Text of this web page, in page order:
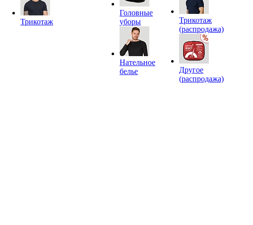
Трикотаж
Головные
уборы
Нательное
белье
Трикотаж
(распродажа)
Другое
(распродажа)